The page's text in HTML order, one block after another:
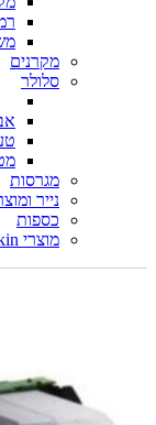
מקרנים
סלולר
מגרסות
נייר
כספות
מוצרי Belkin